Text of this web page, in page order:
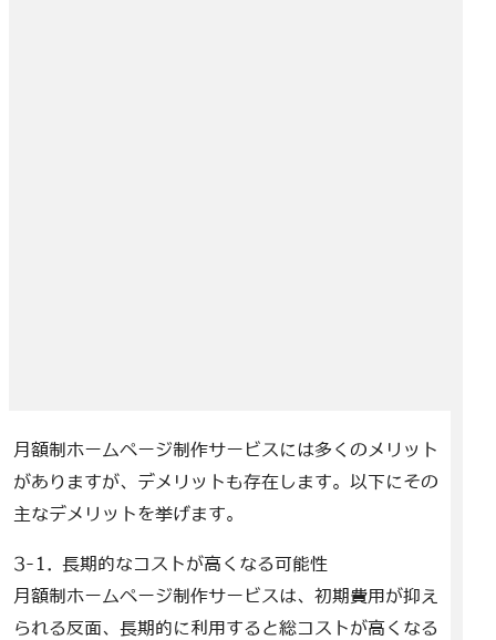
月額制ホームページ制作サービスには多くのメリット
がありますが、デメリットも存在します。以下にその
主なデメリットを挙げます。
3-1. 長期的なコストが高くなる可能性
月額制ホームページ制作サービスは、初期費用が抑え
られる反面、長期的に利用すると総コストが高くなる